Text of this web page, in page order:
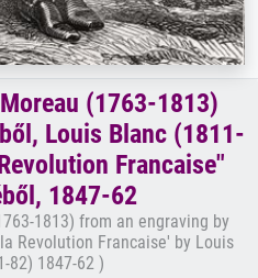
(1763-1813)
Louis Blanc (1811-
Francaise"
1847-62
1813) from an engraving by
Revolution Francaise' by Louis
82) 1847-62 )